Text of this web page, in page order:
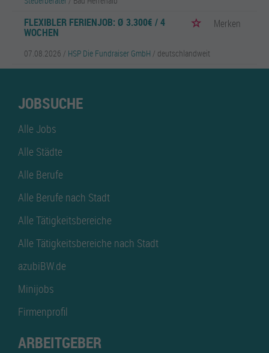
FLEXIBLER FERIENJOB: Ø 3.300€ / 4
WOCHEN
Merken
07.08.2026 / HSP Die Fundraiser GmbH / deutschlandweit
JOBSUCHE
Alle Jobs
Alle Städte
Alle Berufe
Alle Berufe nach Stadt
Alle Tätigkeitsbereiche
Alle Tätigkeitsbereiche nach Stadt
azubiBW.de
Minijobs
Firmenprofil
ARBEITGEBER